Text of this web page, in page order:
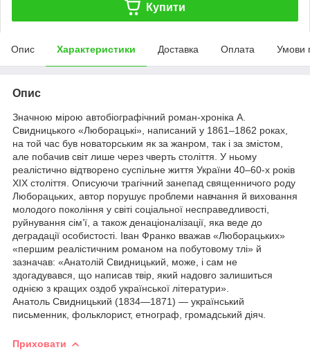
Купити
Опис Характеристики Доставка Оплата Умови
Опис
Значною мірою автобіографічний роман-хроніка А.
Свидницького «Люборацькі», написаний у 1861–1862 роках,
на той час був новаторським як за жанром, так і за змістом,
але побачив світ лише через чверть століття. У ньому
реалістично відтворено суспільне життя України 40–60-х років
XIX століття. Описуючи трагічний занепад священничого роду
Люборацьких, автор порушує проблеми навчання й виховання
молодого покоління у світі соціальної несправедливості,
руйнування сім’ї, а також денаціоналізації, яка веде до
деградації особистості. Іван Франко вважав «Люборацьких»
«першим реалістичним романом на побутовому тлі» й
зазначав: «Анатолій Свидницький, може, і сам не
здогадувався, що написав твір, який надовго залишиться
однією з кращих оздоб української літератури».
Анатоль Свидницький (1834—1871) — український
письменник, фольклорист, етнограф, громадський діяч.
Приховати